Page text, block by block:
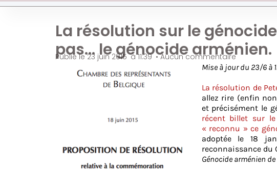
La résolution sur le
pas… le génocide arménien.
Publié le23 juin 2015 à 11:39 •Aucun commentaire
Mise à jour du 23/6 à
La résolution de
allez rire (enfin
et précisément le
récent billet sur
« reconnu » ce
adoptée le 18
reconnaissance du
Génocide arménien de